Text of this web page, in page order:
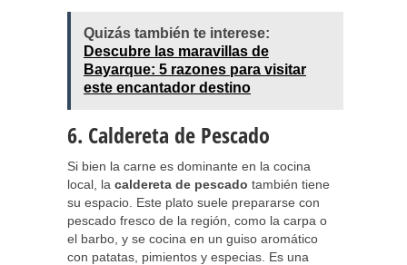
Quizás también te interese:
Descubre las maravillas de
Bayarque: 5 razones para visitar
este encantador destino
6. Caldereta de Pescado
Si bien la carne es dominante en la cocina
local, la caldereta de pescado también tiene
su espacio. Este plato suele prepararse con
pescado fresco de la región, como la carpa o
el barbo, y se cocina en un guiso aromático
con patatas, pimientos y especias. Es una